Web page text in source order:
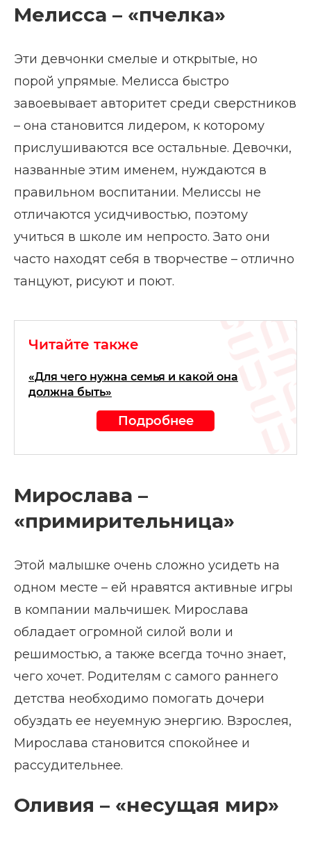
Мелисса – «пчелка»
Эти девчонки смелые и открытые, но
порой упрямые. Мелисса быстро
завоевывает авторитет среди сверстников
– она становится лидером, к которому
прислушиваются все остальные. Девочки,
названные этим именем, нуждаются в
правильном воспитании. Мелиссы не
отличаются усидчивостью, поэтому
учиться в школе им непросто. Зато они
часто находят себя в творчестве – отлично
танцуют, рисуют и поют.
Читайте также
«Для чего нужна семья и какой она
должна быть»
Подробнее
Мирослава –
«примирительница»
Этой малышке очень сложно усидеть на
одном месте – ей нравятся активные игры
в компании мальчишек. Мирослава
обладает огромной силой воли и
решимостью, а также всегда точно знает,
чего хочет. Родителям с самого раннего
детства необходимо помогать дочери
обуздать ее неуемную энергию. Взрослея,
Мирослава становится спокойнее и
рассудительнее.
Оливия – «несущая мир»